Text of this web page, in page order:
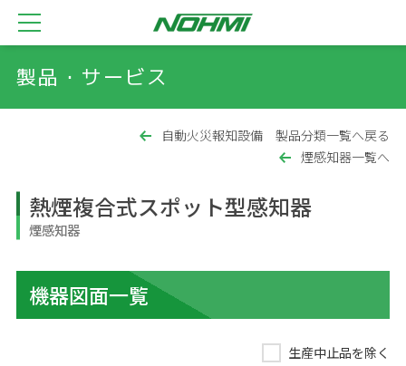
製品・サービス
自動火災報知設備 製品分類一覧へ戻る
煙感知器一覧へ
熱煙複合式スポット型感知器
煙感知器
機器図面一覧
生産中止品を除く